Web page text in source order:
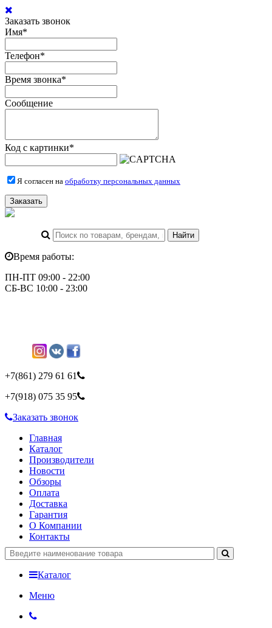
Заказать звонок
Имя*
Телефон*
Время звонка*
Сообщение
Код с картинки*
Я согласен на обработку персональных данных
Заказать
Время работы:
ПН-ПТ 09:00 - 22:00
СБ-ВС 10:00 - 23:00
+7(861) 279 61 61
+7(918) 075 35 95
Заказать звонок
Главная
Каталог
Производители
Новости
Обзоры
Оплата
Доставка
Гарантия
О Компании
Контакты
Каталог
Меню